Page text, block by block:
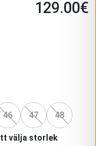
129.00€
46 47 48
välja storlek